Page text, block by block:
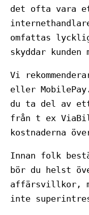
det ofta vara
omfattas
skyddar
Vi
eller
du ta del av ett
från t ex
kostnaderna
Innan folk
bör du helst
affärsvillkor,
inte